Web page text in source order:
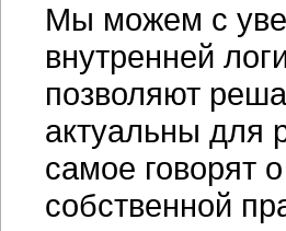
Мы можем с
внутренней
позволяют
актуальны для
самое говорят
собственной